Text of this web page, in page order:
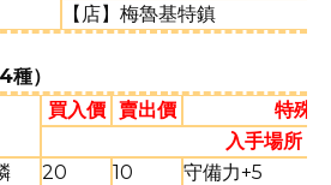
【店】梅魯基特鎮
種）
買入價 賣出價
特殊
入手場所
20 10
守備力+5